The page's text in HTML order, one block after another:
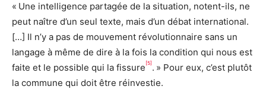
« Une intelligence partagée de la situation, notent-ils, ne
peut naître d’un seul texte, mais d’un débat international.
[…] Il n’y a pas de mouvement révolutionnaire sans un
langage à même de dire à la fois la condition qui nous est
faite et le possible qui la fissure [5] . » Pour eux, c’est plutôt
la commune qui doit être réinvestie.